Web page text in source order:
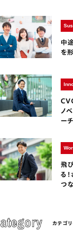
中
を
ノ
ー
飛
る
つ
カテゴリ